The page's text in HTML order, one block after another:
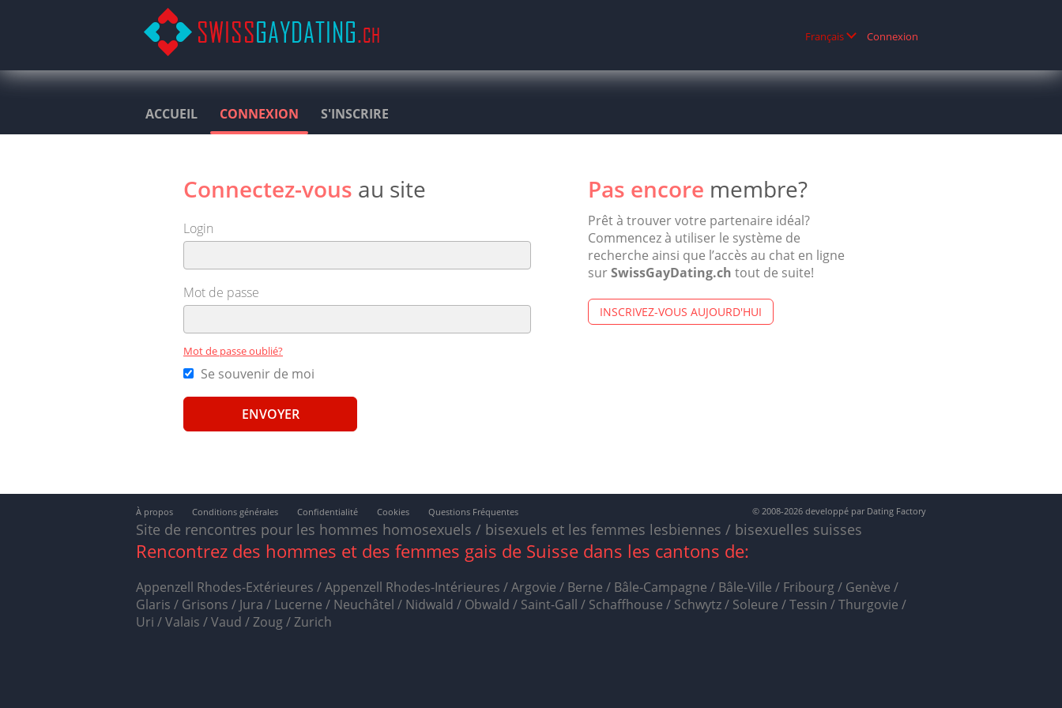
Français Connexion
ACCUEIL CONNEXION S'INSCRIRE
Connectez-vous au site
Login
Mot de passe
Mot de passe oublié?
Se souvenir de moi
Pas encore membre?
Prêt à trouver votre partenaire idéal?
Commencez à utiliser le système de
recherche ainsi que l’accès au chat en ligne
surSwissGayDating.ch tout de suite!
INSCRIVEZ-VOUS AUJOURD'HUI
À propos Conditions générales Confidentialité Cookies Questions Fréquentes © 2008-2026 developpé par Dating Factory
Site de rencontres pour les hommes homosexuels / bisexuels et les femmes lesbiennes / bisexuelles suisses
Rencontrez des hommes et des femmes gais de Suisse dans les cantons de:
Appenzell Rhodes-Extérieures / Appenzell Rhodes-Intérieures / Argovie / Berne / Bâle-Campagne / Bâle-Ville / Fribourg / Genève /
Glaris / Grisons / Jura / Lucerne / Neuchâtel / Nidwald / Obwald / Saint-Gall / Schaffhouse / Schwytz / Soleure / Tessin / Thurgovie /
Uri / Valais / Vaud / Zoug / Zurich